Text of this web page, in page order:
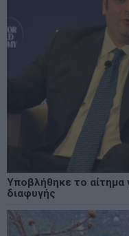
Υποβλήθηκε το αίτημα
διαφυγής